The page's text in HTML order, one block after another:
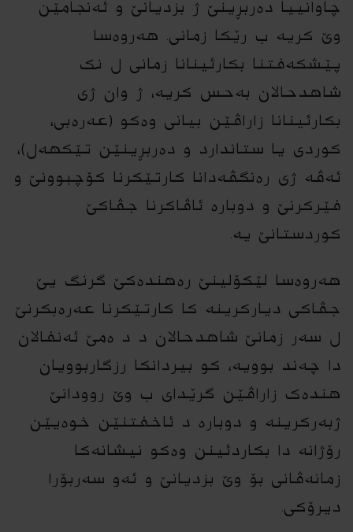
چاوانییا دەربڕینێ ژ بزدیانێ و ئەنجامێن
وێ کریە ب رێکا زمانى. هەروەسا
پێشکەفتنا بکارئینانا زمانى ل نک
شاهدحالان بەحس کریە، ژ وان ژى
بکارئینانا زاراڤێن بیانى وەکو (عەرەبى،
کوردی یا ستاندارد و دەربڕینێن تێکهەل)،
ئەڤە ژى رەنگڤەدانا کارتێکرنا کۆچبوونێ و
فێرکرنێ و دوبارە ئاڤاکرنا جڤاکێ
کوردستانێ یە.
هەروەسا لێکۆلینێ رەهندەکێ گرنگ یێ
جڤاکى دیارکرینە کا کارتێکرنا عەرەبکرنێ
ل سەر زمانێ شاهدحالان د د ەمێ ئەنفالان
دا چەند بوویە، کو بیردانکا رزگاربوویان
هندەک زاراڤێن گرێداى ب وێ روودانێ
ژبەرکرینە و دوبارە د ئاخفتنێن خوەیێن
رۆژانە دا بکاردئینن وەکو نیشانەکا
زمانەڤانى بۆ وێ بزدیانێ و ئەو سەربۆرا
دیرۆکى.